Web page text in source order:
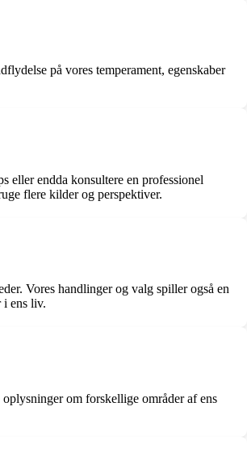
på vores temperament, egenskaber
eller endda konsultere en professionel
flere kilder og perspektiver.
Vores handlinger og valg spiller også en
i ens liv.
om forskellige områder af ens